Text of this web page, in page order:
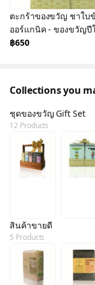
ตะกร้าของขวัญ ชาใบ
ออร์แกนิค - ของขวั
฿650
Collections you
ชุดของขวัญ Gift Set
12 Products
สินค้าขายดี
5 Products